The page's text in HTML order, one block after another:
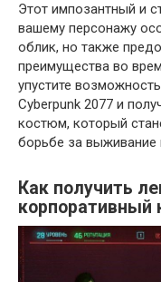
Этот импозантный и
вашему персонажу
облик, но также
преимущества во
упустите
Cyberpunk 2077 и
костюм, который
борьбе за выживание
Как получить
корпоративный